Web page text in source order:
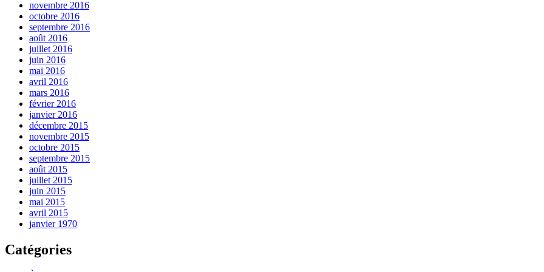
novembre 2016
octobre 2016
septembre 2016
août 2016
juillet 2016
juin 2016
mai 2016
avril 2016
mars 2016
février 2016
janvier 2016
décembre 2015
novembre 2015
octobre 2015
septembre 2015
août 2015
juillet 2015
juin 2015
mai 2015
avril 2015
janvier 1970
Catégories